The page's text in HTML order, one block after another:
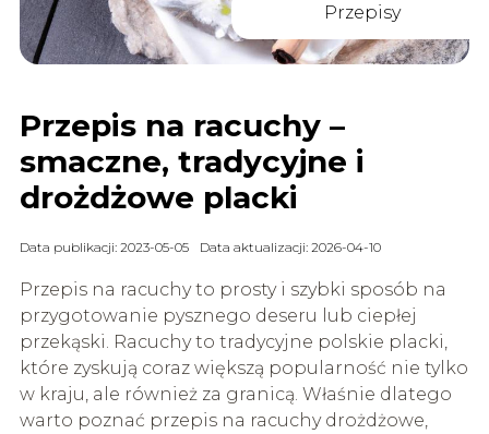
Przepisy
Przepis na racuchy –
smaczne, tradycyjne i
drożdżowe placki
Data publikacji: 2023-05-05 Data aktualizacji: 2026-04-10
Przepis na racuchy to prosty i szybki sposób na
przygotowanie pysznego deseru lub ciepłej
przekąski. Racuchy to tradycyjne polskie placki,
które zyskują coraz większą popularność nie tylko
w kraju, ale również za granicą. Właśnie dlatego
warto poznać przepis na racuchy drożdżowe,